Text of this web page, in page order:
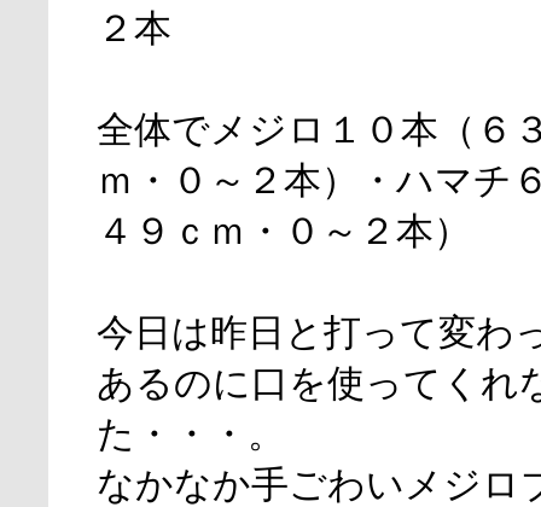
２本
全体でメジロ１０本（６
ｍ・０～２本）・ハマチ
４９ｃｍ・０～２本）
今日は昨日と打って変わ
あるのに口を使ってくれ
た・・・。
なかなか手ごわいメジロ